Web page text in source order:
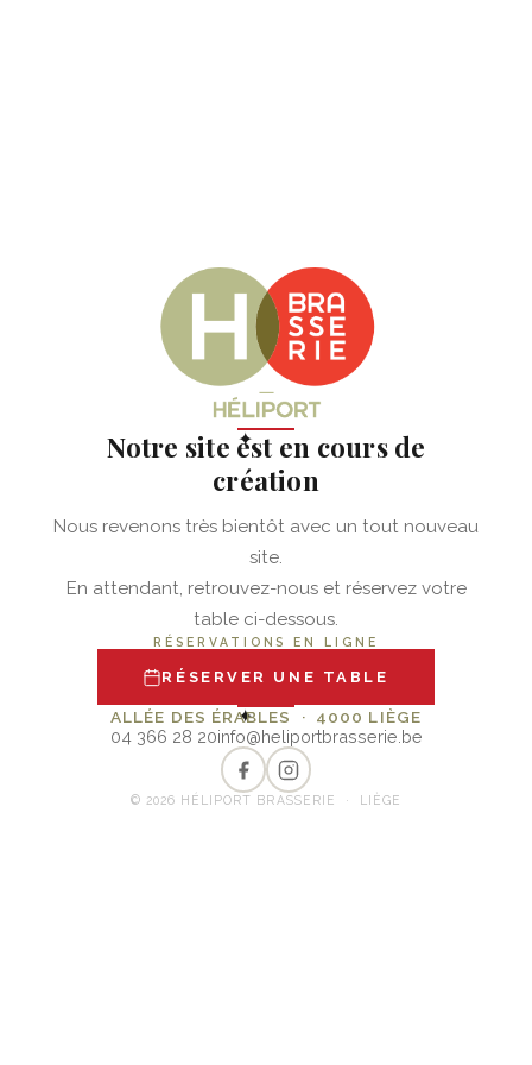
✦
Notre site est en cours de
création
Nous revenons très bientôt avec un tout nouveau
site.
En attendant, retrouvez-nous et réservez votre
table ci-dessous.
RÉSERVATIONS EN LIGNE
RÉSERVER UNE TABLE
✦
ALLÉE DES ÉRABLES · 4000 LIÈGE
04 366 28 20info@heliportbrasserie.be
© 2026 HÉLIPORT BRASSERIE · LIÈGE